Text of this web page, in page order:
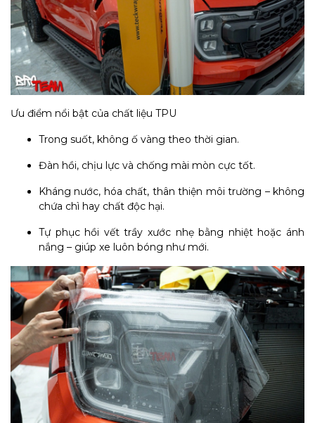
Ưu điểm nổi bật của chất liệu TPU
Trong suốt, không ố vàng theo thời gian.
Đàn hồi, chịu lực và chống mài mòn cực tốt.
Kháng nước, hóa chất, thân thiện môi trường – không
chứa chì hay chất độc hại.
Tự phục hồi vết trầy xước nhẹ bằng nhiệt hoặc ánh
nắng – giúp xe luôn bóng như mới.